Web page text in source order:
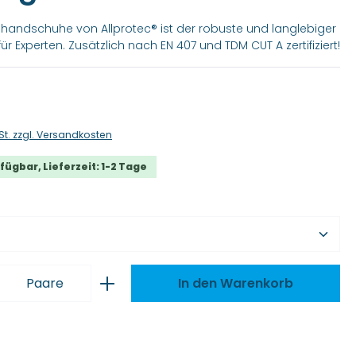
von Allprotec® ist der robuste und langlebiger
Experten. Zusätzlich nach EN 407 und TDM CUT A zertifiziert!
zzgl. Versandkosten
Lieferzeit: 1-2 Tage
Gib den gewünschten
Paare In den Warenkorb